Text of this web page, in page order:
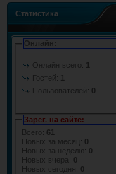
Статистика
Онлайн:
Онлайн всего: 1
Гостей: 1
Пользователей: 0
Зарег. на сайте:
Всего: 61
Новых за месяц: 0
Новых за неделю: 0
Новых вчера: 0
Новых сегодня: 0